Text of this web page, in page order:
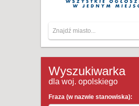
Znajdź miasto...
Wyszukiwarka
dla woj. opolskiego
Fraza (w nazwie stanowiska):